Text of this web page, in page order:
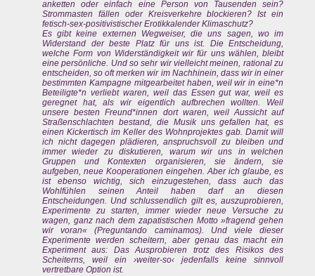
anketten oder einfach eine Person von Tausenden sein?
Strommasten fällen oder Kreisverkehre blockieren? Ist ein
fetisch-sex-positivistischer Erotikkalender Klimaschutz?
Es gibt keine externen Wegweiser, die uns sagen, wo im
Widerstand der beste Platz für uns ist. Die Entscheidung,
welche Form von Widerständigkeit wir für uns wählen, bleibt
eine persönliche. Und so sehr wir vielleicht meinen, rational zu
entscheiden, so oft merken wir im Nachhinein, dass wir in einer
bestimmten Kampagne mitgearbeitet haben, weil wir in eine*n
Beteiligte*n verliebt waren, weil das Essen gut war, weil es
geregnet hat, als wir eigentlich aufbrechen wollten. Weil
unsere besten Freund*innen dort waren, weil Aussicht auf
Straßenschlachten bestand, die Musik uns gefallen hat, es
einen Kickertisch im Keller des Wohnprojektes gab. Damit will
ich nicht dagegen plädieren, anspruchsvoll zu bleiben und
immer wieder zu diskutieren, warum wir uns in welchen
Gruppen und Kontexten organisieren, sie ändern, sie
aufgeben, neue Kooperationen eingehen. Aber ich glaube, es
ist ebenso wichtig, sich einzugestehen, dass auch das
Wohlfühlen seinen Anteil haben darf an diesen
Entscheidungen. Und schlussendlich gilt es, auszuprobieren,
Experimente zu starten, immer wieder neue Versuche zu
wagen, ganz nach dem zapatistischen Motto »fragend gehen
wir voran« (Preguntando caminamos). Und viele dieser
Experimente werden scheitern, aber genau das macht ein
Experiment aus: Das Ausprobieren trotz des Risikos des
Scheiterns, weil ein ›weiter-so‹ jedenfalls keine sinnvoll
vertretbare Option ist.